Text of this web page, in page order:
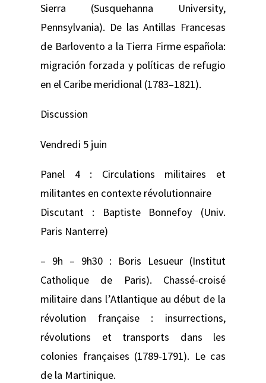
Sierra (Susquehanna University,
Pennsylvania). De las Antillas Francesas
de Barlovento a la Tierra Firme española:
migración forzada y políticas de refugio
en el Caribe meridional (1783–1821).
Discussion
Vendredi 5 juin
Panel 4 : Circulations militaires et
militantes en contexte révolutionnaire
Discutant : Baptiste Bonnefoy (Univ.
Paris Nanterre)
– 9h – 9h30 : Boris Lesueur (Institut
Catholique de Paris). Chassé-croisé
militaire dans l’Atlantique au début de la
révolution française : insurrections,
révolutions et transports dans les
colonies françaises (1789-1791). Le cas
de la Martinique.